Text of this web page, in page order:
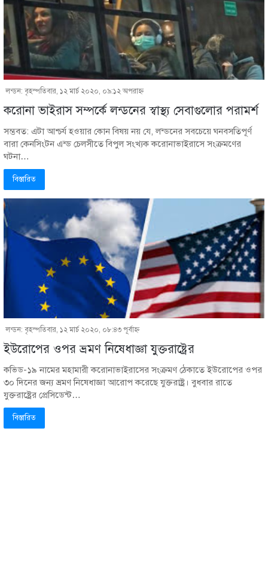
লন্ডন: বৃহস্পতিবার, ১২ মার্চ ২০২০, ০৯:১২ অপরাহ্ণ
করোনা ভাইরাস সম্পর্কে লন্ডনের স্বাস্থ্য সেবাগুলোর পরামর্শ
সম্ভবত: এটা আশ্চর্য হওয়ার কোন বিষয় নয় যে, লন্ডনের সবচেয়ে ঘনবসতিপূর্ণ
বারা কেনসিংটন এন্ড চেলসীতে বিপুল সংখ্যক করোনাভাইরাসে সংক্রমণের
ঘটনা…
বিস্তারিত
লন্ডন: বৃহস্পতিবার, ১২ মার্চ ২০২০, ০৮:৪৩ পূর্বাহ্ণ
ইউরোপের ওপর ভ্রমণ নিষেধাজ্ঞা যুক্তরাষ্ট্রের
কভিড-১৯ নামের মহামারী করোনাভাইরাসের সংক্রমণ ঠেকাতে ইউরোপের ওপর
৩০ দিনের জন্য ভ্রমণ নিষেধাজ্ঞা আরোপ করেছে যুক্তরাষ্ট্র। বুধবার রাতে
যুক্তরাষ্ট্রের প্রেসিডেন্ট…
বিস্তারিত